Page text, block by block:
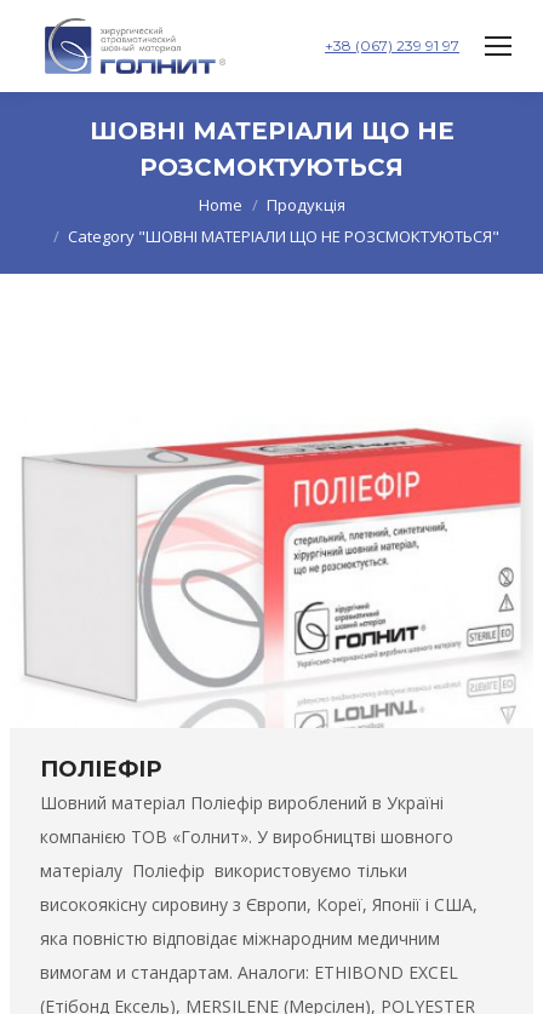
+38 (067) 239 91 97
ШОВНІ МАТЕРІАЛИ ЩО НЕ
РОЗСМОКТУЮТЬСЯ
Home
Продукція
Category "ШОВНІ МАТЕРІАЛИ ЩО НЕ РОЗСМОКТУЮТЬСЯ"
ПОЛІЕФІР
Шовний матеріал Поліефір вироблений в Україні
компанією ТОВ «Голнит». У виробництві шовного
матеріалу Поліефір використовуємо тільки
високоякісну сировину з Європи, Кореї, Японії і США,
яка повністю відповідає міжнародним медичним
вимогам и стандартам. Аналоги: ETHIBOND EXCEL
(Етібонд Ексель), MERSILENE (Мерсілен), POLYESTER